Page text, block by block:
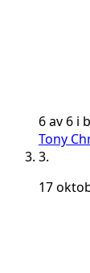
6 av 6 i
Tony
3.
17